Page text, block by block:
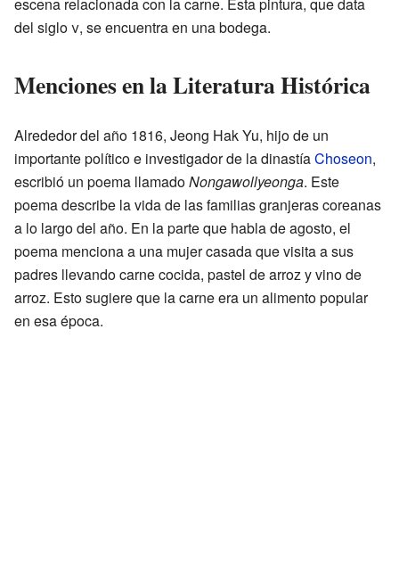
del siglov, se encuentra en una bodega.
Menciones en la Literatura Histórica
Alrededor del año 1816, Jeong Hak Yu, hijo de un
importante político e investigador de la dinastíaChoseon,
escribió un poema llamadoNongawollyeonga. Este
poema describe la vida de las familias granjeras coreanas
a lo largo del año. En la parte que habla de agosto, el
poema menciona a una mujer casada que visita a sus
padres llevando carne cocida, pastel de arroz y vino de
arroz. Esto sugiere que la carne era un alimento popular
en esa época.